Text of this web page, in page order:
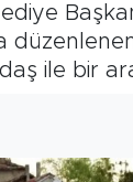
ile bir
Haberleri